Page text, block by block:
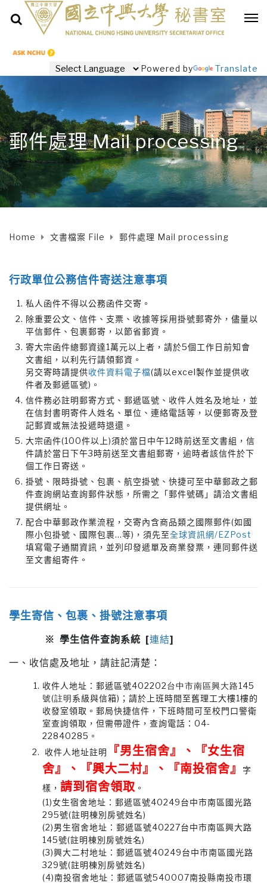
Powered by Translate
郵件處理 Mail processing
Home 文書檔案 File 郵件處理 Mail processing
行政單位公務信件寄送注意事項
私人函件不得以公務函件交寄。
除重要公文、信件、支票、收據等採用掛號郵寄外，儘量以
平信郵件、包裹郵寄，以節省郵資。
寄大宗函件總郵資達1萬元以上者，請於5個工作日前知會
文書組，以利先行請領郵資。
另交寄時請提供收件資料電子檔(請以excel製作並提供收
件者及郵遞區號)。
信件務必註明郵寄方式、郵遞區號、收件人姓名及地址，並
在信封書明寄件人姓名、單位、連絡電話等，以便郵寄及登
記郵資或無法投遞時退還。
大宗函件(100件以上)須於當日中午12時前送至文書組，信
件請於當日下午3時前送至文書組郵寄，逾時者該信件於下
個工作日寄送。
掛號、限時掛號、包裹、航空掛號、快捷可至中華郵政之郵
件查詢網站查詢郵件狀態，所需之「郵件號碼」請洽文書組
提供網址。
配合中華郵政作業流程，交寄內含商品類之國際郵件(如國
際小包掛號、國際包裹…等)，須先至全球資訊網/EZPost
填寫電子通關資訊，並列印發遞單及商業發票，連同郵件送
至文書組寄件。
學生寄信、包裹、掛號注意事項
※ 學生信件查詢系統 [連結]
一、收信處及地址，請註記清楚：
收件人地址：郵遞區號402202台中市南區興大路145
號(註明系級與信箱)；請於上班時間至舊理工大樓1樓的
收發室領取。郵局快捷信件，下班時間可至校門口警衛
室查詢領取，但需帶證件，查詢電話：04-
22840285。
收件人地址註明
『男生宿舍』、『女生宿
舍』、『興大二村』、『南投宿舍』
字
樣， 請到宿舍領取 。
(1)女生宿舍地址：郵遞區號40249台中市南區國光路
295號(註明棟別房號姓名)
(2)男生宿舍地址：郵遞區號40227台中市南區興大路
145號(註明棟別房號姓名)
(3)興大二村地址：郵遞區號40249台中市南區國光路
329號(註明棟別房號姓名)
(4)南投宿舍地址：郵遞區號540007南投縣南投市環